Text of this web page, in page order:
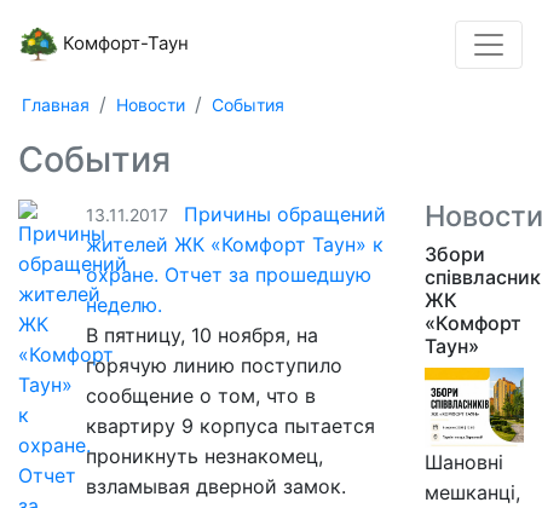
Комфорт-Таун
Главная Новости События
События
13.11.2017
Причины обращений
жителей ЖК «Комфорт Таун» к
охране. Отчет за прошедшую
неделю.
В пятницу, 10 ноября, на
горячую линию поступило
сообщение о том, что в
квартиру 9 корпуса пытается
проникнуть незнакомец,
взламывая дверной замок.
Новости
Збори
ЖК
«Комфорт
Таун»
Шановні
мешканці,